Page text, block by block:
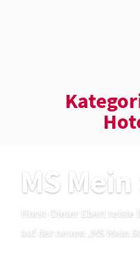
Horst-Dieter Ebert reiste
auf der neuen „MS Mein